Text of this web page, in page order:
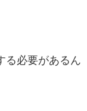
る必要があるん